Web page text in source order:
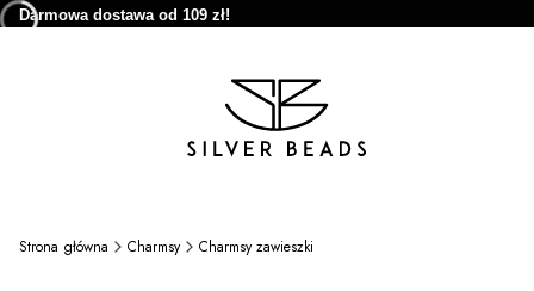
Darmowa dostawa od 109 zł!
Strona główna Charmsy Charmsy zawieszki